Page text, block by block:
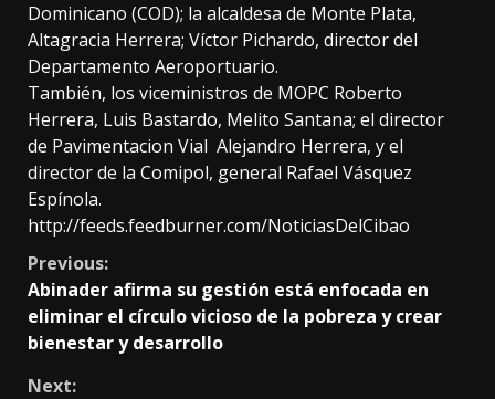
Dominicano (COD); la alcaldesa de Monte Plata,
Altagracia Herrera; Víctor Pichardo, director del
Departamento Aeroportuario.
También, los viceministros de MOPC Roberto
Herrera, Luis Bastardo, Melito Santana; el director
de Pavimentacion Vial Alejandro Herrera, y el
director de la Comipol, general Rafael Vásquez
Espínola.
http://feeds.feedburner.com/NoticiasDelCibao
Continue
Reading
Previous:
Abinader afirma su gestión está enfocada en
eliminar el círculo vicioso de la pobreza y crear
bienestar y desarrollo
Next: